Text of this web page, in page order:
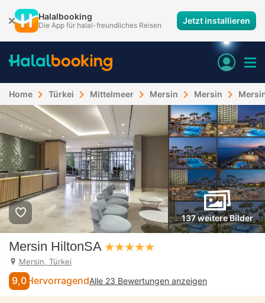
Halalbooking
Die App für halal-freundliches Reisen Jetzt installieren
Home Türkei Mittelmeer Mersin Mersin
137 weitere Bilder
Mersin HiltonSA
Mersin, Türkei
9,0 HervorragendAlle 23 Bewertungen anzeigen